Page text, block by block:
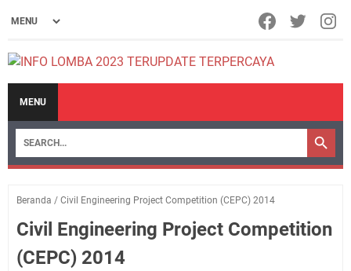
MENU
Beranda / Civil Engineering Project Competition (CEPC) 2014
Civil Engineering Project Competition
(CEPC) 2014